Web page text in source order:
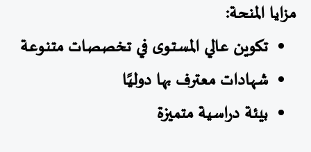
مزايا المنحة:
تكوين عالي المستوى في تخصصات متنوعة
شهادات معترف بها دوليًا
بيئة دراسية متميزة